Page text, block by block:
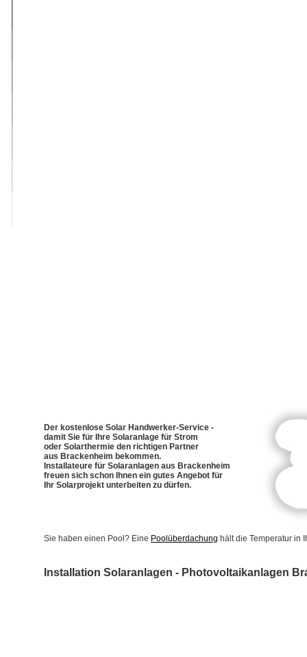
Der kostenlose Solar Handwerker-Service -
damit Sie für Ihre Solaranlage für Strom
oder Solarthermie den richtigen Partner
aus Brackenheim bekommen.
Installateure für Solaranlagen aus Brackenheim
freuen sich schon Ihnen ein gutes Angebot für
Ihr Solarprojekt unterbeiten zu dürfen.
Sie haben einen Pool? Eine Poolüberdachung hält die Temperatur in
Installation Solaranlagen - Photovoltaikanlagen